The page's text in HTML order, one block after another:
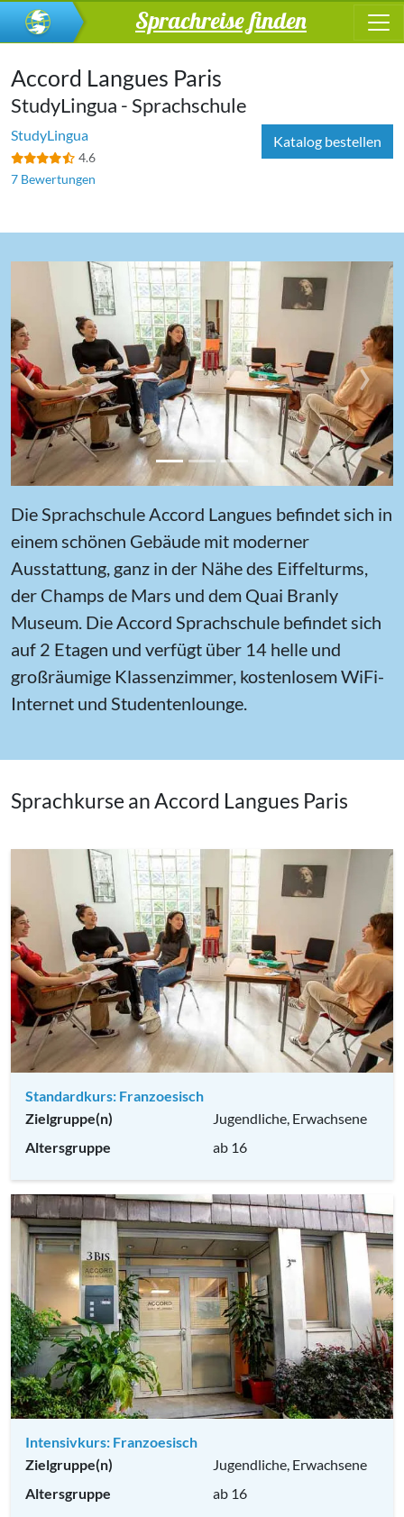
Sprachreise finden
Accord Langues Paris
StudyLingua - Sprachschule
StudyLingua
4.6
7 Bewertungen
Katalog bestellen
‹ ›
Die Sprachschule Accord Langues befindet sich in
einem schönen Gebäude mit moderner
Ausstattung, ganz in der Nähe des Eiffelturms,
der Champs de Mars und dem Quai Branly
Museum. Die Accord Sprachschule befindet sich
auf 2 Etagen und verfügt über 14 helle und
großräumige Klassenzimmer, kostenlosem WiFi-
Internet und Studentenlounge.
Sprachkurse an Accord Langues Paris
Standardkurs: Franzoesisch
Zielgruppe(n)
Jugendliche, Erwachsene
Altersgruppe
ab 16
Intensivkurs: Franzoesisch
Zielgruppe(n)
Jugendliche, Erwachsene
Altersgruppe
ab 16